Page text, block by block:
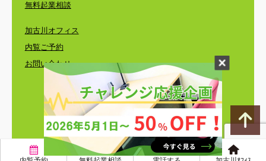
無料起業相談
加古川オフィス
内覧ご予約
お問い合わせ
©レンタルオフィス・コワーキングスペース・
バーチャルオフィスのエリンサーブ
〒650-0024 神戸市中央区海岸通3-1-1 KCCビル4F